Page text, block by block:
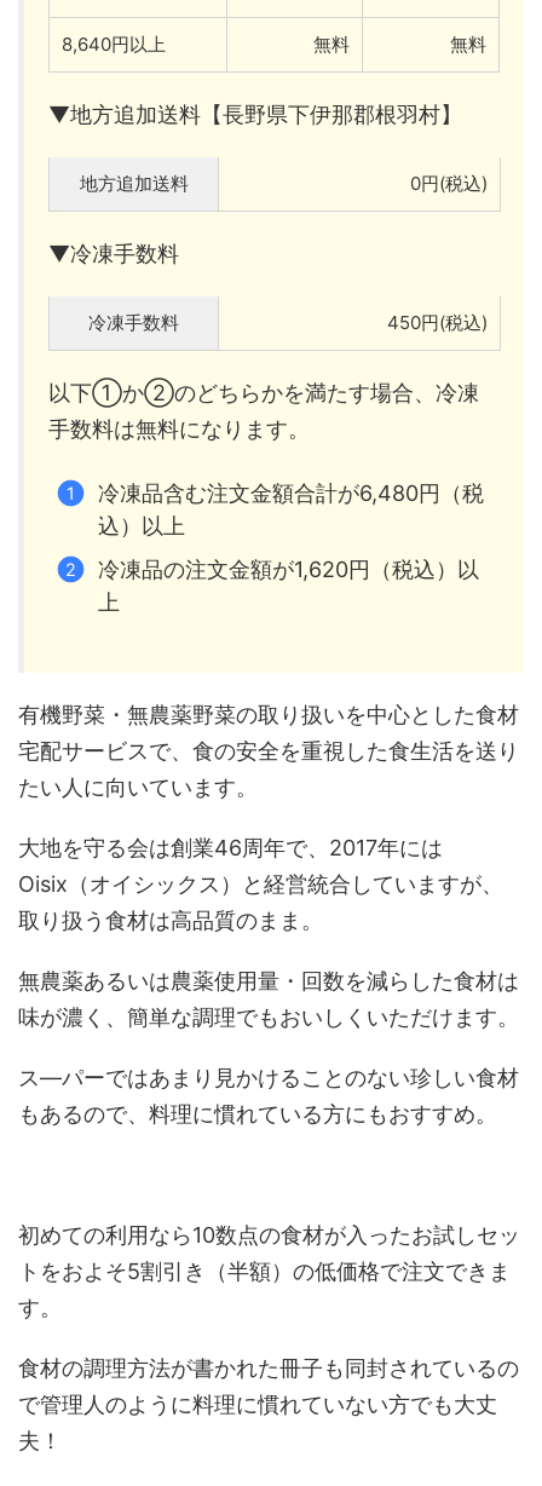
8,640円以上 無料 無料
▼地方追加送料【長野県下伊那郡根羽村】
地方追加送料 0円(税込)
▼冷凍手数料
冷凍手数料 450円(税込)
以下①か②のどちらかを満たす場合、冷凍
手数料は無料になります。
冷凍品含む注文金額合計が6,480円（税
込）以上
冷凍品の注文金額が1,620円（税込）以
上
有機野菜・無農薬野菜の取り扱いを中心とした食材
宅配サービスで、食の安全を重視した食生活を送り
たい人に向いています。
大地を守る会は創業46周年で、2017年には
Oisix（オイシックス）と経営統合していますが、
取り扱う食材は高品質のまま。
無農薬あるいは農薬使用量・回数を減らした食材は
味が濃く、簡単な調理でもおいしくいただけます。
ス―パーではあまり見かけることのない珍しい食材
もあるので、料理に慣れている方にもおすすめ。
初めての利用なら10数点の食材が入ったお試しセッ
トをおよそ5割引き（半額）の低価格で注文できま
す。
食材の調理方法が書かれた冊子も同封されているの
で管理人のように料理に慣れていない方でも大丈
夫！